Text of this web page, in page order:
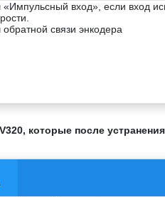
«Импульсный вход», если вход
обратной связи энкодера
которые после